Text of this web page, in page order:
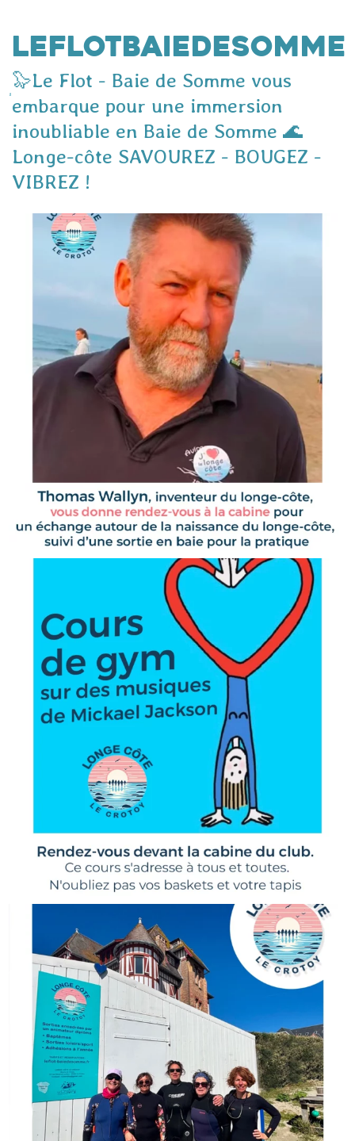
leflotbaiedesomme
🦭Le Flot - Baie de Somme vous
embarque pour une immersion
inoubliable en Baie de Somme 🌊
Longe-côte SAVOUREZ - BOUGEZ -
VIBREZ !